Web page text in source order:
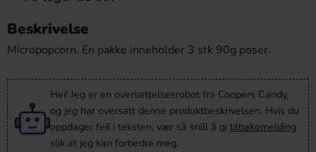
Beskrivelse
Micropopcorn. En pakke inneholder 3 stk 90g poser.
Hei! Jeg er en oversettelsesrobot fra Coopers Candy,
og jeg har oversatt denne produktbeskrivelsen. Hvis du
oppdager feil i teksten, vær så snill å gi tilbakemelding
slik at jeg kan forbedre meg.